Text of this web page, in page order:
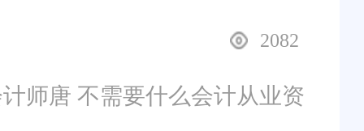
2082
师唐 不需要什么会计从业资